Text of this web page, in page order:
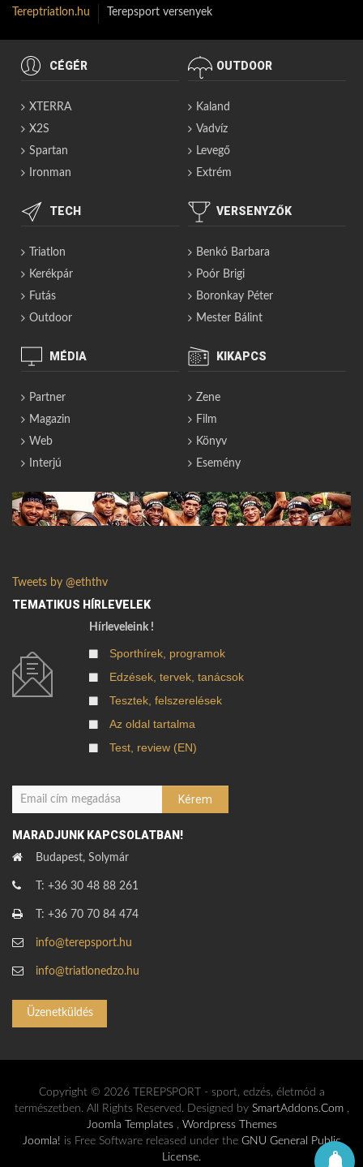
Tereptriatlon.hu Terepsport versenyek
CÉGÉR
XTERRA
X2S
Spartan
Ironman
OUTDOOR
Kaland
Vadvíz
Levegő
Extrém
TECH
Triatlon
Kerékpár
Futás
Outdoor
VERSENYZŐK
Benkó Barbara
Poór Brigi
Boronkay Péter
Mester Bálint
MÉDIA
Partner
Magazin
Web
Interjú
KIKAPCS
Zene
Film
Könyv
Esemény
Tweets by @eththv
TEMATIKUS HÍRLEVELEK
Hírleveleink !
Sporthírek, programok
Edzések, tervek, tanácsok
Tesztek, felszerelések
Az oldal tartalma
Test, review (EN)
MARADJUNK KAPCSOLATBAN!
Budapest, Solymár
T: +36 30 48 88 261
T: +36 70 70 84 474
info@terepsport.hu
info@triatlonedzo.hu
Üzenetküldés
Copyright © 2026 TEREPSPORT - sport, edzés, életmód a
természetben. All Rights Reserved. Designed by SmartAddons.Com,
Joomla Templates, Wordpress Themes
Joomla! is Free Software released under the GNU General Public
License.